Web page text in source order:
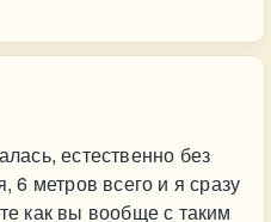
естественно без
6 метров всего и я сразу
как вы вообще с таким